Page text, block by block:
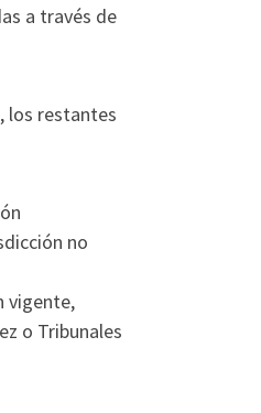
a través de
los restantes
no
vigente,
o Tribunales